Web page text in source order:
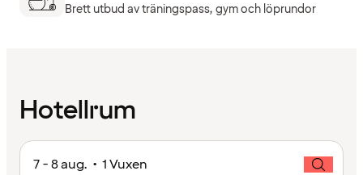
Brett utbud av träningspass, gym och löprundor
Hotellrum
7 - 8 aug. • 1 Vuxen